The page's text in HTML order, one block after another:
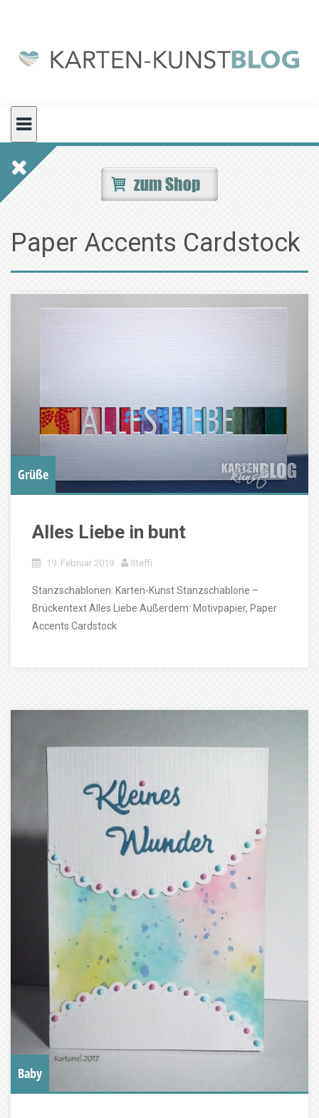
Paper Accents Cardstock
Grüße
Alles Liebe in bunt
19. Februar 2019 Steffi
Stanzschablonen: Karten-Kunst Stanzschablone –
Brückentext Alles Liebe Außerdem: Motivpapier, Paper
Accents Cardstock
Baby